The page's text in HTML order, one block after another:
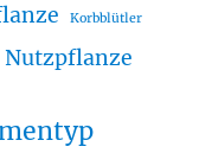
Korbblütler
Nutzpflanze